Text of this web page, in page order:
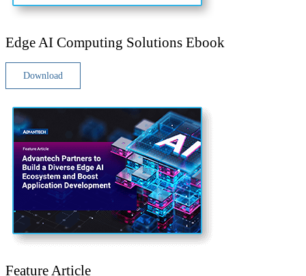
Edge AI Computing Solutions Ebook
Download
Feature Article